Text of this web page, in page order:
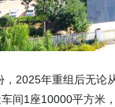
2025年重组后无
间1座10000平方